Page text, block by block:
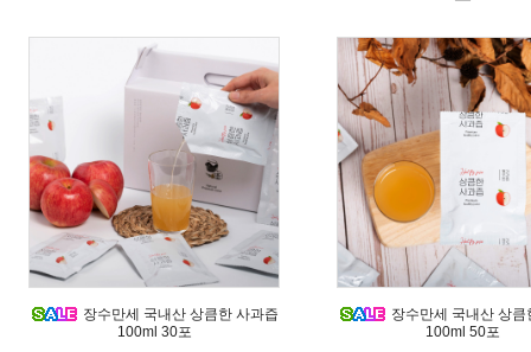
장수만세 국내산 상큼한 사과즙
100ml 30포
장수만세 국내산 상큼
100ml 50포